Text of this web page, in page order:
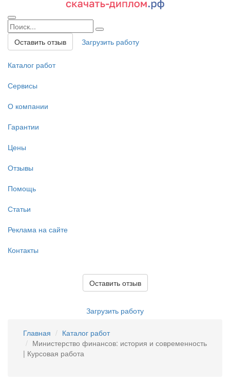
Оставить отзыв Загрузить работу
Каталог работ
Сервисы
О компании
Гарантии
Цены
Отзывы
Помощь
Статьи
Реклама на сайте
Контакты
Оставить отзыв
Загрузить работу
Главная
Каталог работ
Министерство финансов: история и современность
| Курсовая работа